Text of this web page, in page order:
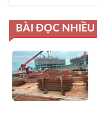
BÀI ĐỌC NHIỀU